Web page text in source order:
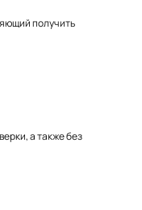
получить
а также без